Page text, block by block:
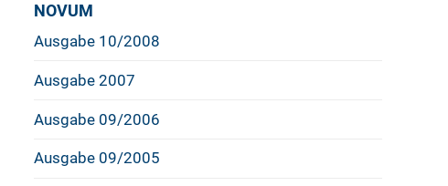
NOVUM
Ausgabe 10/2008
Ausgabe 2007
Ausgabe 09/2006
Ausgabe 09/2005